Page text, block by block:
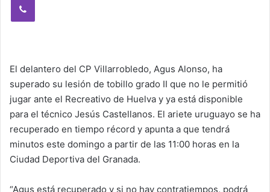
El delantero del CP Villarrobledo, Agus Alonso, ha
superado su lesión de tobillo grado II que no le permitió
jugar ante el Recreativo de Huelva y ya está disponible
para el técnico Jesús Castellanos. El ariete uruguayo se ha
recuperado en tiempo récord y apunta a que tendrá
minutos este domingo a partir de las 11:00 horas en la
Ciudad Deportiva del Granada.
“Agus está recuperado y si no hay contratiempos, podrá